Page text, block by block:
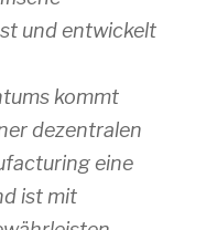
und entwickelt
kommt
dezentralen
eine
ist mit